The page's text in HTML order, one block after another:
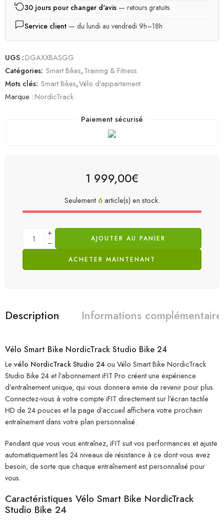
30 jours pour changer d'avis — retours gratuits
Service client — du lundi au vendredi 9h–18h
UGS :DGAXXBASGG
Catégories: Smart Bikes,Training & Fitness
Mots clés: Smart Bikes,Vélo d'appartement
Marque :NordicTrack
Paiement sécurisé
1 999,00€
Seulement 6article(s) en stock.
AJOUTER AU PANIER
ACHETER MAINTENANT
Description Informations
Vélo Smart Bike NordicTrack Studio Bike 24
Le vélo NordicTrack Studio 24ou Vélo Smart Bike NordicTrack
Studio Bike 24 et l’abonnement iFIT Pro créent une expérience
d’entraînement unique, qui vous donnera envie de revenir pour plus.
Connectez-vous à votre compte iFIT directement sur l’écran tactile
HD de 24 pouces et la page d’accueil affichera votre prochain
entraînement dans votre plan personnalisé.
Pendant que vous vous entraînez, iFIT suit vos performances et ajuste
automatiquement les 24 niveaux de résistance à ce dont vous avez
besoin, de sorte que chaque entraînement est personnalisé pour
vous.
Caractéristiques Vélo Smart Bike NordicTrack
Studio Bike 24